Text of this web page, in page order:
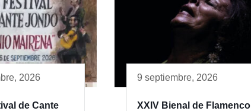
2026
de Cante
9 septiembre, 2026
XXIV Bienal de Flamenco